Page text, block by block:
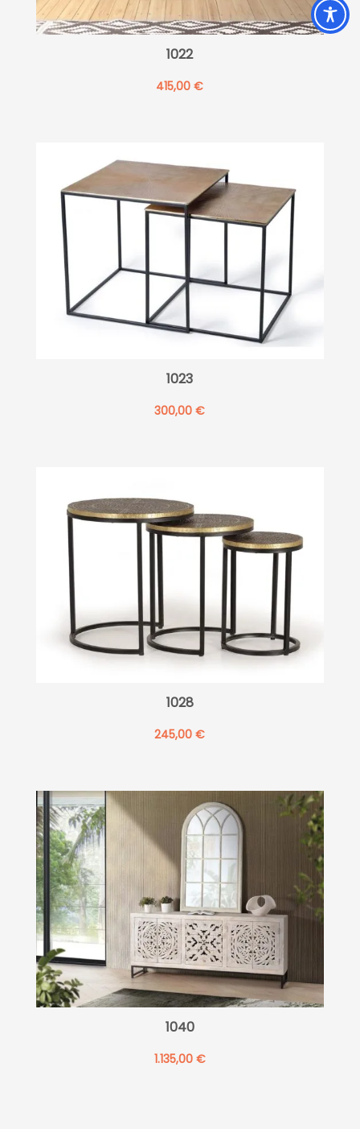
1022
415,00€
1023
300,00€
1028
245,00€
1040
1.135,00 €